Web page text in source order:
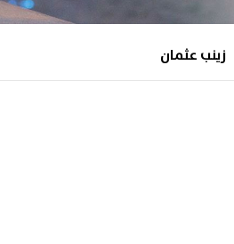
زينب عثمان